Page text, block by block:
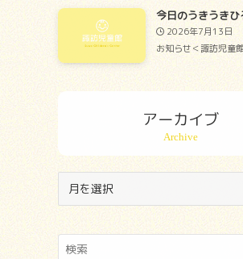
今日のうきうき
2026年7月13日
お知らせ＜諏訪児童
アーカイブ
イ
ブ